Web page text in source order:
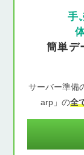
手
簡単デ
サーバー準備
arp」の全